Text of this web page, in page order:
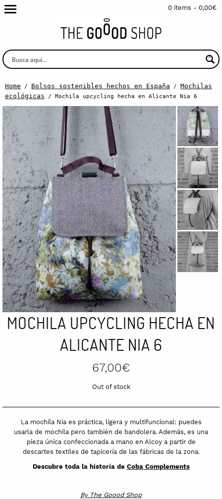
0 items - 0,00€
Home / Bolsos sostenibles hechos en España / Mochilas
ecológicas / Mochila upcycling hecha en Alicante Nia 6
MOCHILA UPCYCLING HECHA EN
ALICANTE NIA 6
67,00€
Out of stock
La mochila Nia es práctica, ligera y multifuncional: puedes
usarla de mochila pero también de bandolera. Además, es una
pieza única confeccionada a mano en Alcoy a partir de
descartes textiles de tapicería de las fábricas de la zona.
Descubre toda la historia de Coba Complements
By The Goood Shop